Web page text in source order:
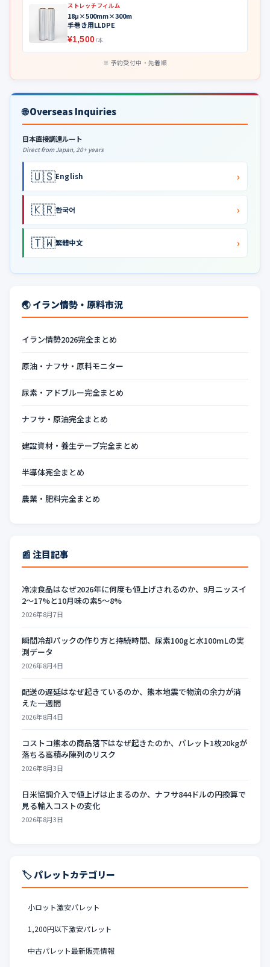
ストレッチフィルム
18μ×500mm×300m
手巻き用LLDPE
¥1,500 /本
予約受付中・先着順
🌐 Overseas Inquiries
日本直接調達ルート
Direct from Japan, 20+ years
🇺🇸English ›
🇰🇷한국어 ›
🇹🇼繁體中文 ›
🌏 イラン情勢・原料市況
イラン情勢2026完全まとめ
原油・ナフサ・原料モニター
尿素・アドブルー完全まとめ
ナフサ・原油完全まとめ
建設資材・養生テープ完全まとめ
半導体完全まとめ
農業・肥料完全まとめ
📰 注目記事
冷凍食品はなぜ2026年に何度も値上げされるのか、9月ニッスイ
2〜17%と10月味の素5〜8%
2026年8月7日
瞬間冷却パックの作り方と持続時間、尿素100gと水100mLの実
測データ
2026年8月4日
配送の遅延はなぜ起きているのか、熊本地震で物流の余力が消
えた一週間
2026年8月4日
コストコ熊本の商品落下はなぜ起きたのか、パレット1枚20kgが
落ちる高積み陳列のリスク
2026年8月3日
日米協調介入で値上げは止まるのか、ナフサ844ドルの円換算で
見る輸入コストの変化
2026年8月3日
🏷️ パレットカテゴリー
小ロット激安パレット
1,200円以下激安パレット
中古パレット最新販売情報